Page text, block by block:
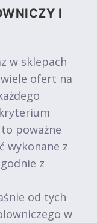
I
w sklepach
ofert na
poważne
wykonane z
z
od tych
w